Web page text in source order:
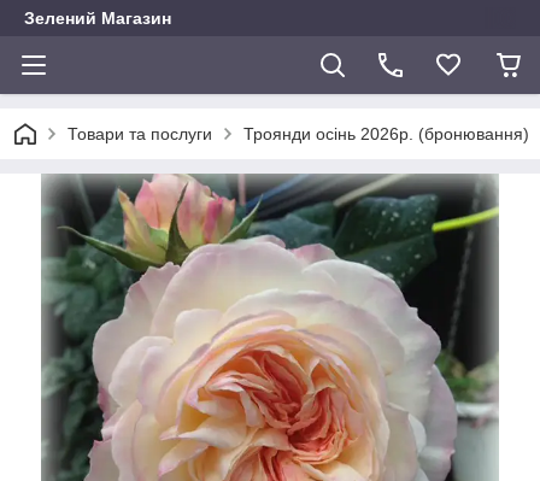
Зелений Магазин
Товари та послуги Троянди осінь 2026р. (бронювання)